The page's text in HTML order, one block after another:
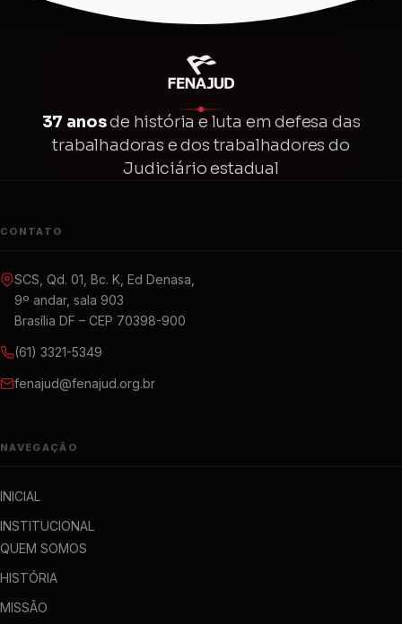
37 anosde história e luta em defesa das
trabalhadoras e dos trabalhadores do
Judiciário estadual
CONTATO
SCS, Qd. 01, Bc. K, Ed Denasa,
9º andar, sala 903
Brasília DF – CEP 70398-900
(61) 3321-5349
fenajud@fenajud.org.br
NAVEGAÇÃO
INICIAL
INSTITUCIONAL
QUEM SOMOS
HISTÓRIA
MISSÃO